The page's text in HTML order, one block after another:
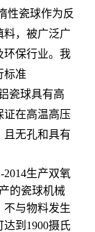
性瓷球作为反
料，被广泛广
环保行业。我
标准
瓷球具有高
证在高温高压
且无孔和具有
生产双氧
的瓷球机械
不与物料发生
到1900摄氏